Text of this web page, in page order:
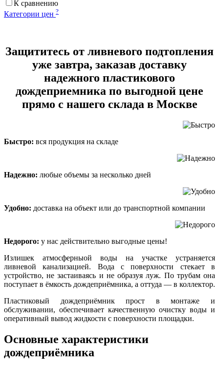
К сравнению
Категории цен ?
Защититесь от ливневого подтопления
уже завтра, заказав доставку
надежного пластикового
дождеприемника по выгодной цене
прямо с нашего склада в Москве
Быстро: вся продукция на складе
Надежно: любые объемы за несколько дней
Удобно: доставка на объект или до транспортной компании
Недорого: у нас действительно выгодные цены!
Излишек атмосферныой воды на участке устраняется
ливневой канализацией. Вода с поверхности стекает в
устройство, не застаиваясь и не образуя луж. По трубам она
поступает в ёмкость дождеприёмника, а оттуда — в коллектор.
Пластиковый дождеприёмник прост в монтаже и
обслуживании, обеспечивает качественную очистку воды и
оперативный вывод жидкости с поверхности площадки.
Основные характеристики
дождеприёмника